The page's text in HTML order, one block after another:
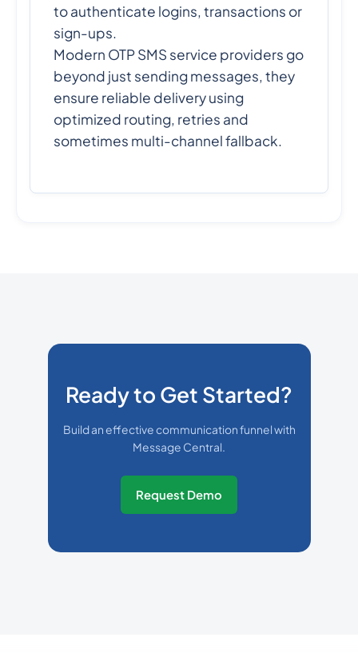
to authenticate logins, transactions or
sign-ups.
Modern OTP SMS service providers go
beyond just sending messages, they
ensure reliable delivery using
optimized routing, retries and
sometimes multi-channel fallback.
Ready to Get Started?
Build an effective communication funnel with
Message Central.
Request Demo